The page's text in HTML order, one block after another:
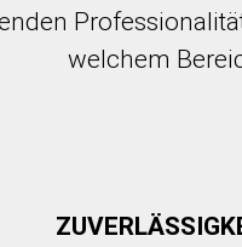
welchem